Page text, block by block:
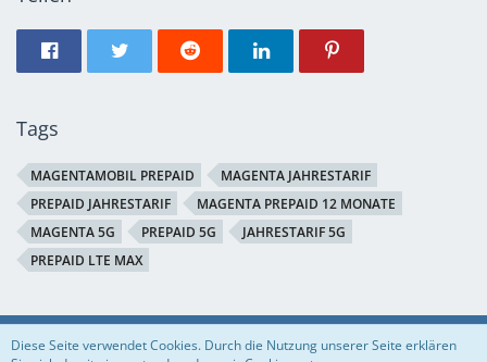
Tags
MAGENTAMOBIL PREPAID
MAGENTA JAHRESTARIF
PREPAID JAHRESTARIF
MAGENTA PREPAID 12 MONATE
MAGENTA 5G
PREPAID 5G
JAHRESTARIF 5G
PREPAID LTE MAX
Regeln Datenschutzerklärung Impressum
Diese Seite verwendet Cookies. Durch die Nutzung unserer Seite erklären